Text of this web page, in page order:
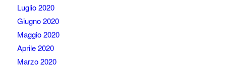
Luglio 2020
Giugno 2020
Maggio 2020
Aprile 2020
Marzo 2020